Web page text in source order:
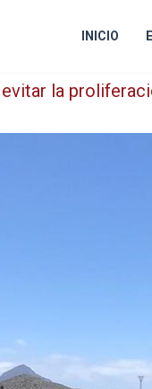
INICIO
la